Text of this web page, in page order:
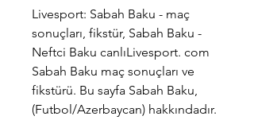
Livesport: Sabah Baku - maç
sonuçları, fikstür, Sabah Baku -
Neftci Baku canlıLivesport. com
Sabah Baku maç sonuçları ve
fikstürü. Bu sayfa Sabah Baku,
(Futbol/Azerbaycan) hakkındadır.